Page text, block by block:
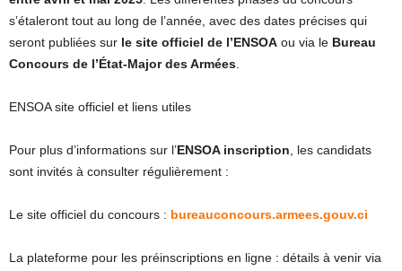
s’étaleront tout au long de l’année, avec des dates précises qui
seront publiées sur le site officiel de l’ENSOA ou via le Bureau
Concours de l’État-Major des Armées.
ENSOA site officiel et liens utiles
Pour plus d’informations sur l’ENSOA inscription, les candidats
sont invités à consulter régulièrement :
Le site officiel du concours : bureauconcours.armees.gouv.ci
La plateforme pour les préinscriptions en ligne : détails à venir via